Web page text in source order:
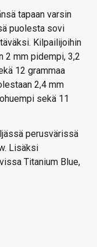
tapaan varsin
puolesta sovi
Kilpailijoihin
2 mm pidempi, 3,2
12 grammaa
2,4 mm
sekä 11
perusvärissä
Lisäksi
Titanium Blue,